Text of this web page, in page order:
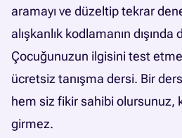
aramayı ve düzeltip tekrar
alışkanlık kodlamanın dışında
Çocuğunuzun ilgisini test
ücretsiz tanışma dersi. Bir
hem siz fikir sahibi olursunuz,
girmez.